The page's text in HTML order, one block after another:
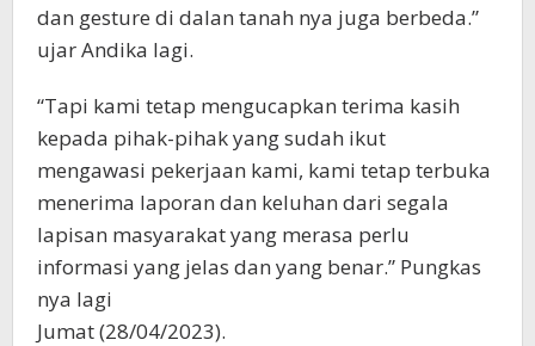
dan gesture di dalan tanah nya juga berbeda.”
ujar Andika lagi.
“Tapi kami tetap mengucapkan terima kasih
kepada pihak-pihak yang sudah ikut
mengawasi pekerjaan kami, kami tetap terbuka
menerima laporan dan keluhan dari segala
lapisan masyarakat yang merasa perlu
informasi yang jelas dan yang benar.” Pungkas
nya lagi
Jumat (28/04/2023).